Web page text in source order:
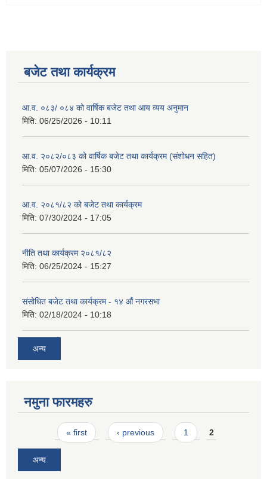
बजेट तथा कार्यक्रम
आ.व. ०८३/ ०८४ को वार्षिक बजेट तथा आय व्यय अनुमान
मिति: 06/25/2026 - 10:11
आ.व. २०८२/०८३ को वार्षिक बजेट तथा कार्यक्रम (संशोधन सहित)
मिति: 05/07/2026 - 15:30
आ.व. २०८१/८२ को बजेट तथा कार्यक्रम
मिति: 07/30/2024 - 17:05
नीति तथा कार्यक्रम २०८१/८२
मिति: 06/25/2024 - 15:27
संसोधित बजेट तथा कार्यक्रम - १४ औं नगरसभा
मिति: 02/18/2024 - 10:18
अन्य
नमुना फारमहरु
Pages« first ‹ previous 1 2
अन्य